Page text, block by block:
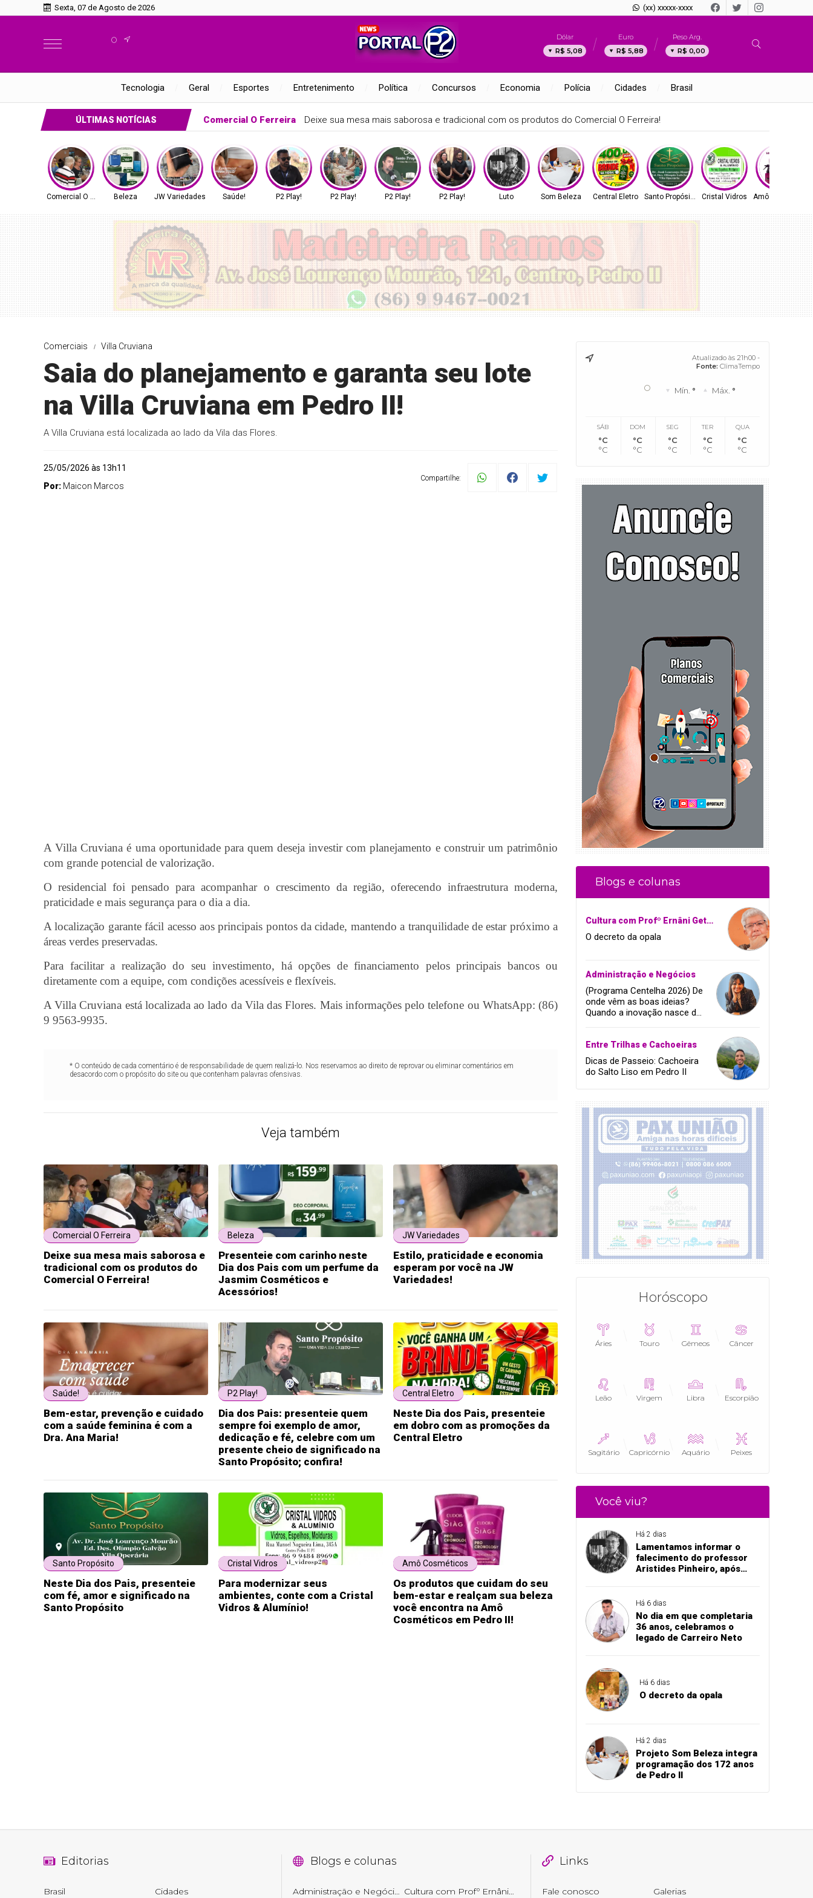
Sexta, 07 de Agosto de 2026 (xx) xxxxx-xxxx
°
Dólar
R$ 5,08
Euro
R$ 5,88
Peso Arg.
R$ 0,00
Tecnologia Geral Esportes Entretenimento Política Concursos Economia Polícia Cidades Brasil
ÚLTIMAS NOTÍCIAS Comercial O Ferreira Deixe sua mesa mais saborosa e tradicional com os produtos do Comercial O Ferreira!
Comercial O FerreiraBeleza JW Variedades Saúde! P2 Play! P2 Play! P2 Play! P2 Play! Luto Som Beleza Central Eletro Santo Propósito Cristal Vidros Amô Cosméticos
Comerciais Villa Cruviana
Saia do planejamento e garanta seu lote
na Villa Cruviana em Pedro II!
A Villa Cruviana está localizada ao lado da Vila das Flores.
25/05/2026 às 13h11
Por: Maicon Marcos
Compartilhe:
A Villa Cruviana é uma oportunidade para quem deseja investir com planejamento e construir um patrimônio
com grande potencial de valorização.
O residencial foi pensado para acompanhar o crescimento da região, oferecendo infraestrutura moderna,
praticidade e mais segurança para o dia a dia.
A localização garante fácil acesso aos principais pontos da cidade, mantendo a tranquilidade de estar próximo a
áreas verdes preservadas.
Para facilitar a realização do seu investimento, há opções de financiamento pelos principais bancos ou
diretamente com a equipe, com condições acessíveis e flexíveis.
A Villa Cruviana está localizada ao lado da Vila das Flores. Mais informações pelo telefone ou WhatsApp: (86)
9 9563-9935.
* O conteúdo de cada comentário é de responsabilidade de quem realizá-lo. Nos reservamos ao direito de reprovar ou eliminar comentários em
desacordo com o propósito do site ou que contenham palavras ofensivas.
Veja também
Comercial O Ferreira
Deixe sua mesa mais saborosa e
tradicional com os produtos do
Comercial O Ferreira!
Beleza
Presenteie com carinho neste
Dia dos Pais com um perfume da
Jasmim Cosméticos e
Acessórios!
JW Variedades
Estilo, praticidade e economia
esperam por você na JW
Variedades!
Saúde!
Bem-estar, prevenção e cuidado
com a saúde feminina é com a
Dra. Ana Maria!
P2 Play!
Dia dos Pais: presenteie quem
sempre foi exemplo de amor,
dedicação e fé, celebre com um
presente cheio de significado na
Santo Propósito; confira!
Central Eletro
Neste Dia dos Pais, presenteie
em dobro com as promoções da
Central Eletro
Santo Propósito
Neste Dia dos Pais, presenteie
com fé, amor e significado na
Santo Propósito
Cristal Vidros
Para modernizar seus
ambientes, conte com a Cristal
Vidros & Alumínio!
Amô Cosméticos
Os produtos que cuidam do seu
bem-estar e realçam sua beleza
você encontra na Amô
Cosméticos em Pedro II!
Atualizado às 21h00 -
Fonte: ClimaTempo
° Mín. ° Máx. °
SÁB
°C
°C
DOM
°C
°C
SEG
°C
°C
TER
°C
°C
QUA
°C
°C
Blogs e colunas
Cultura com Profº Ernâni Getirana
O decreto da opala
Administração e Negócios
(Programa Centelha 2026) De
onde vêm as boas ideias?
Quando a inovação nasce da
Entre Trilhas e Cachoeiras
Dicas de Passeio: Cachoeira
do Salto Liso em Pedro II
Horóscopo
Áries Touro Gêmeos Câncer
Leão Virgem Libra Escorpião
Sagitário Capricórnio Aquário Peixes
Você viu?
Há 2 dias
Lamentamos informar o
falecimento do professor
Aristides Pinheiro, após
Há 6 dias
No dia em que completaria
36 anos, celebramos o
legado de Carreiro Neto
Há 6 dias
O decreto da opala
Há 2 dias
Projeto Som Beleza integra
programação dos 172 anos
de Pedro II
Editorias
Brasil Cidades
Blogs e colunas Links
Fale conosco Galerias